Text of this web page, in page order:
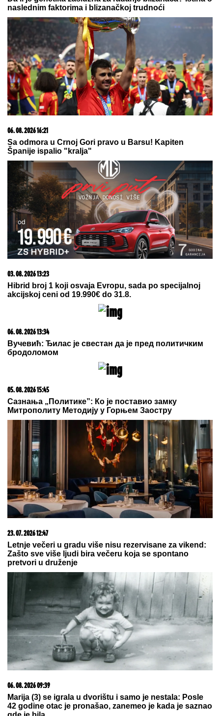
06. 08. 2026 07:08
Evo u kojim banjama važi vaučer od 10.000 dinara -
kompletan spisak destinacija u Srbiji
20. 07. 2026 08:04
REGISTRUJ SE UZ PROMO KOD CASINO Preuzmi
1500 BESPLATNIH SPINOVA
Da li je genetika zaslužna za rađanje blizanaca? Istina o
06. 08. 2026 16:21
Sa odmora u Crnoj Gori pravo u Barsu! Kapiten
Španije ispalio "kralja"
03. 08. 2026 13:23
Hibrid broj 1 koji osvaja Evropu, sada po specijalnoj
akcijskoj ceni od 19.990€ do 31.8.
06. 08. 2026 13:34
бродоломом